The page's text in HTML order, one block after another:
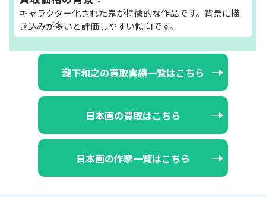
キャラクター化された鬼が特徴的な作品です。背景に描
き込みが多いと評価しやすい傾向です。
瀧下和之の買取実績一覧はこちら
日本画の買取はこちら
日本画の作家一覧はこちら